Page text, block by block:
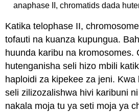
anaphase II, chromatids dada
Katika telophase II,
tofauti na kuanza kupungua.
huunda karibu na kromosomes.
hutenganisha seli hizo mbili
haploidi za kipekee za jeni.
seli zilizozalishwa hivi karibuni
nakala moja tu ya seti moja ya